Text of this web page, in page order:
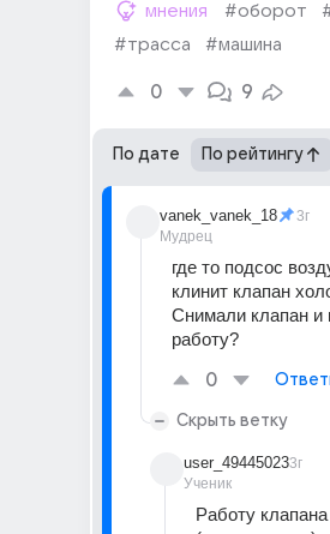
мнения #оборот
#трасса
#машина
0 9
По дате По рейтингу
vanek_vanek_18
Мудрец
3г
где то подсос
клинит клапан
Снимали клапан и
работу?
0
Скрыть ветку
user_49445023
Ученик
3г
Работу